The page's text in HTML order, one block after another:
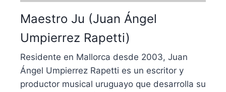
Maestro Ju (Juan Ángel
Umpierrez Rapetti)
Residente en Mallorca desde 2003, Juan
Ángel Umpierrez Rapetti es un escritor y
productor musical uruguayo que desarrolla su